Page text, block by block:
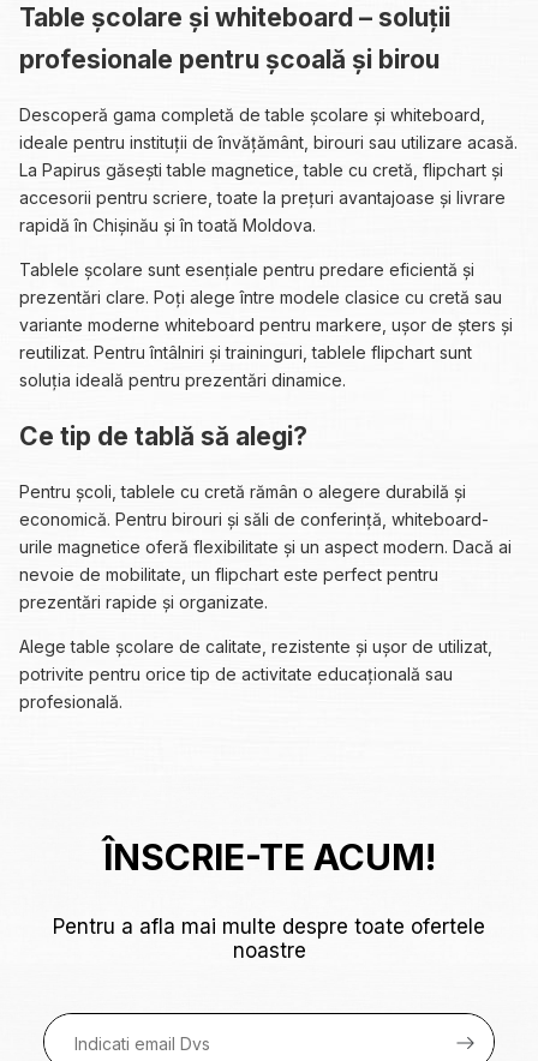
Table școlare și whiteboard – soluții
profesionale pentru școală și birou
Descoperă gama completă de table școlare și whiteboard,
ideale pentru instituții de învățământ, birouri sau utilizare acasă.
La Papirus găsești table magnetice, table cu cretă, flipchart și
accesorii pentru scriere, toate la prețuri avantajoase și livrare
rapidă în Chișinău și în toată Moldova.
Tablele școlare sunt esențiale pentru predare eficientă și
prezentări clare. Poți alege între modele clasice cu cretă sau
variante moderne whiteboard pentru markere, ușor de șters și
reutilizat. Pentru întâlniri și traininguri, tablele flipchart sunt
soluția ideală pentru prezentări dinamice.
Ce tip de tablă să alegi?
Pentru școli, tablele cu cretă rămân o alegere durabilă și
economică. Pentru birouri și săli de conferință, whiteboard-
urile magnetice oferă flexibilitate și un aspect modern. Dacă ai
nevoie de mobilitate, un flipchart este perfect pentru
prezentări rapide și organizate.
Alege table școlare de calitate, rezistente și ușor de utilizat,
potrivite pentru orice tip de activitate educațională sau
profesională.
ÎNSCRIE-TE ACUM!
Pentru a afla mai multe despre toate ofertele
noastre